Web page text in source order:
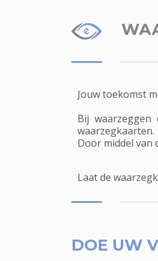
Jouw toekomst
Bij
Door middel van
Laat de
DOE UW